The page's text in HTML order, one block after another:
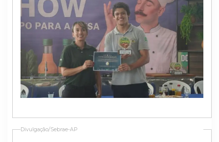
Divulgação/Sebrae-AP